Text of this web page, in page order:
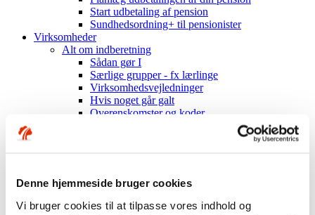
Denne hjemmeside bruger cookies
Vi bruger cookies til at tilpasse vores indhold og
Start udbetaling af pension
Sundhedsordning+ til pensionister
Virksomheder
Alt om indberetning
Sådan gør I
Særlige grupper - fx lærlinge
Virksomhedsvejledninger
Hvis noget går galt
Overenskomster og koder
Få besøg af os
Om Industriens Pension